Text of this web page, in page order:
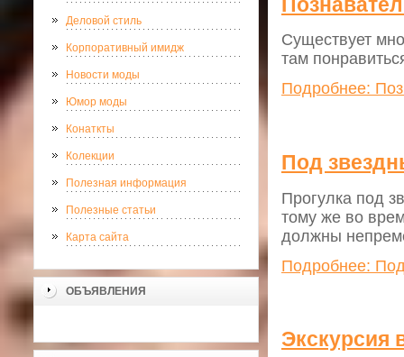
Деловой стиль
Корпоративный имидж
Новости моды
Юмор моды
Конаткты
Колекции
Полезная информация
Полезные статьи
Карта сайта
ОБЪЯВЛЕНИЯ
Существует
там
Подробнее:
Под
Прогулка под
тому же во
должны
Подробнее:
Экскурсия